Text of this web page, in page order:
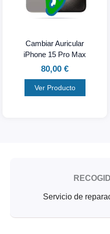
Cambiar Auricular
iPhone 15 Pro Max
80,00 €
Ver Producto
Servicio de